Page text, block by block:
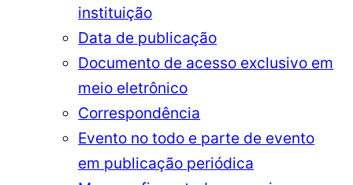
instituição
Data de publicação
Documento de acesso exclusivo em
meio eletrônico
Correspondência
Evento no todo e parte de evento
em publicação periódica